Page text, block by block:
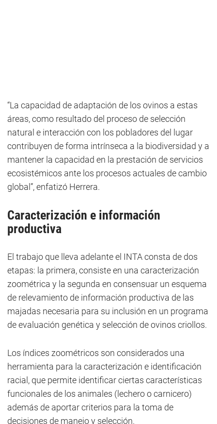
“La capacidad de adaptación de los ovinos a estas
áreas, como resultado del proceso de selección
natural e interacción con los pobladores del lugar
contribuyen de forma intrínseca a la biodiversidad y a
mantener la capacidad en la prestación de servicios
ecosistémicos ante los procesos actuales de cambio
global”, enfatizó Herrera.
Caracterización e información
productiva
El trabajo que lleva adelante el INTA consta de dos
etapas: la primera, consiste en una caracterización
zoométrica y la segunda en consensuar un esquema
de relevamiento de información productiva de las
majadas necesaria para su inclusión en un programa
de evaluación genética y selección de ovinos criollos.
Los índices zoométricos son considerados una
herramienta para la caracterización e identificación
racial, que permite identificar ciertas características
funcionales de los animales (lechero o carnicero)
además de aportar criterios para la toma de
decisiones de manejo y selección.